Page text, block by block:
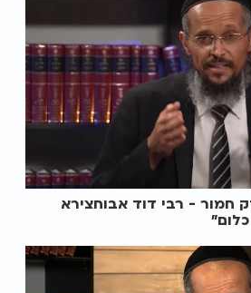
חמור - רבי דוד אבוחצירא